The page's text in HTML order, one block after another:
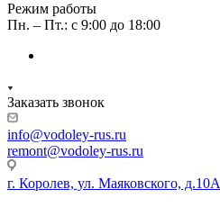
Режим работы
Пн. – Пт.: с 9:00 до 18:00
Заказать звонок
info@vodoley-rus.ru
remont@vodoley-rus.ru
г. Королев, ул. Маяковского, д.10А